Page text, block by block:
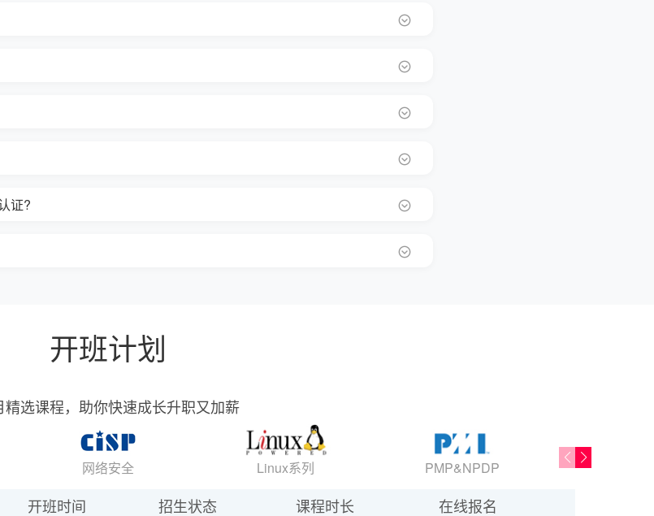
证?
开班计划
精选课程，助你快速成长升职又加薪
网络安全 Linux系列 PMP&NPDP
开班时间 招生状态 课程时长 在线报名